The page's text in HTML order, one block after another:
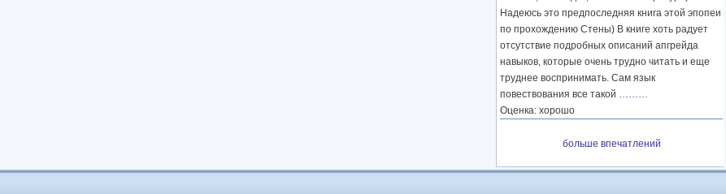
Надеюсь это предпоследняя книга этой эпопеи
по прохождению Стены) В книге хоть радует
отсутствие подробных описаний апгрейда
навыков, которые очень трудно читать и еще
труднее воспринимать. Сам язык
повествования все такой ………
Оценка: хорошо
больше впечатлений